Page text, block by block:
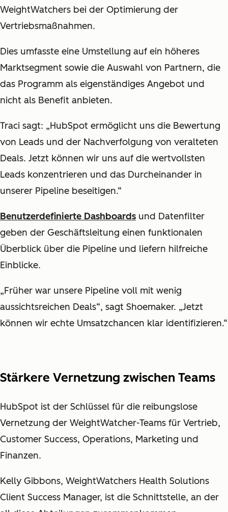
WeightWatchers bei der Optimierung der
Vertriebsmaßnahmen.
Dies umfasste eine Umstellung auf ein höheres
Marktsegment sowie die Auswahl von Partnern, die
das Programm als eigenständiges Angebot und
nicht als Benefit anbieten.
Traci sagt: „HubSpot ermöglicht uns die Bewertung
von Leads und der Nachverfolgung von veralteten
Deals. Jetzt können wir uns auf die wertvollsten
Leads konzentrieren und das Durcheinander in
unserer Pipeline beseitigen.“
Benutzerdefinierte Dashboards und Datenfilter
geben der Geschäftsleitung einen funktionalen
Überblick über die Pipeline und liefern hilfreiche
Einblicke.
„Früher war unsere Pipeline voll mit wenig
aussichtsreichen Deals“, sagt Shoemaker. „Jetzt
können wir echte Umsatzchancen klar identifizieren.“
Stärkere Vernetzung zwischen Teams
HubSpot ist der Schlüssel für die reibungslose
Vernetzung der WeightWatcher-Teams für Vertrieb,
Customer Success, Operations, Marketing und
Finanzen.
Kelly Gibbons, WeightWatchers Health Solutions
Client Success Manager, ist die Schnittstelle, an der